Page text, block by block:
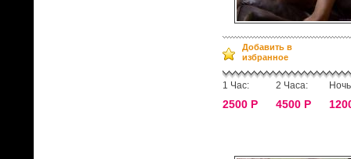
Добавить в
избранное
1 Час:
2500 Р
2 Часа:
4500 Р